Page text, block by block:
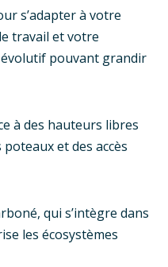
s’adapter à votre
travail et votre
pouvant grandir
à des hauteurs libres
et des accès
qui s’intègre dans
les écosystèmes